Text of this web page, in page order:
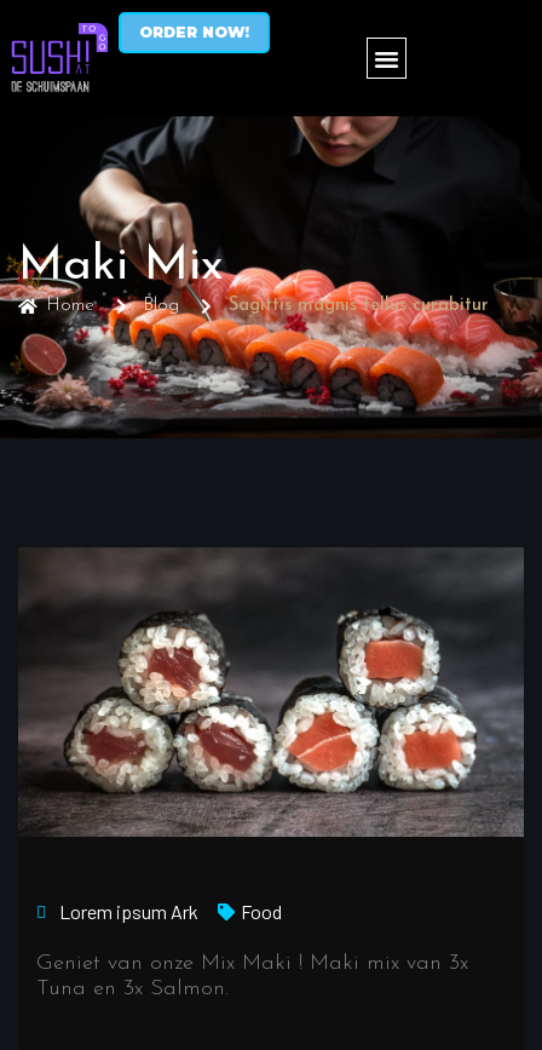
ORDER NOW!
Maki Mix
Home Blog Sagittis magnis tellus curabitur
Lorem ipsum Ark Food
Geniet van onze Mix Maki ! Maki mix van 3x
Tuna en 3x Salmon.